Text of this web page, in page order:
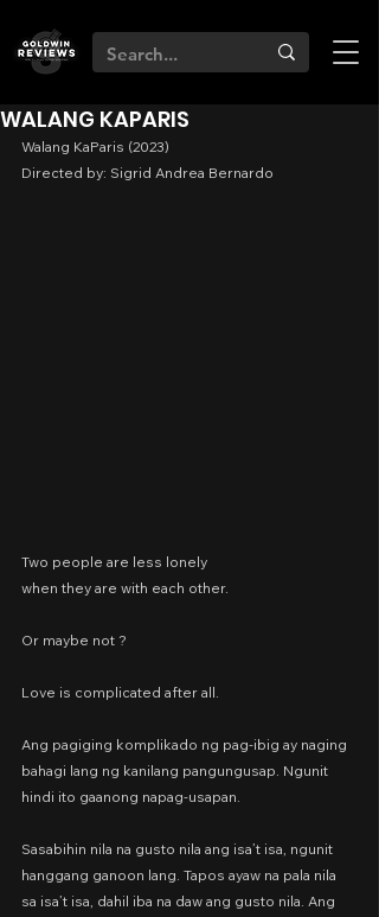
WALANG KAPARIS
Walang KaParis (2023)
Directed by: Sigrid Andrea Bernardo
Two people are less lonely
when they are with each other.
Or maybe not ?
Love is complicated after all.
Ang pagiging komplikado ng pag-ibig ay naging
bahagi lang ng kanilang pangungusap. Ngunit
hindi ito gaanong napag-usapan.
Sasabihin nila na gusto nila ang isa’t isa, ngunit
hanggang ganoon lang. Tapos ayaw na pala nila
sa isa’t isa, dahil iba na daw ang gusto nila. Ang